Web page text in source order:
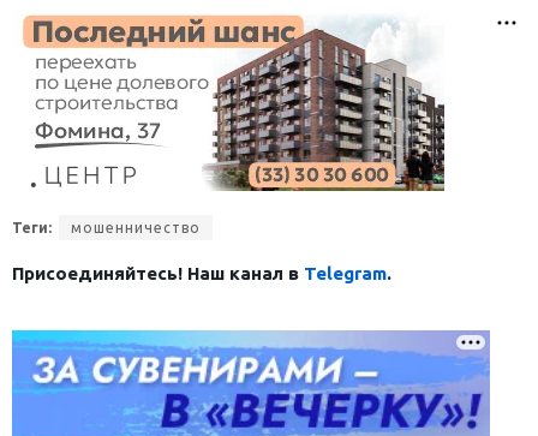
Теги: мошенничество
Присоединяйтесь! Наш канал в Telegram.